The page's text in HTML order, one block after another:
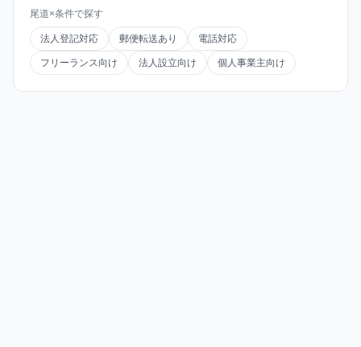
尾道×条件で探す
法人登記対応 郵便転送あり 電話対応
フリーランス向け 法人設立向け 個人事業主向け